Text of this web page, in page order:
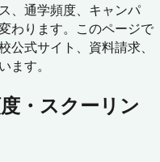
、通学頻度、キャンパ
わります。このページで
公式サイト、資料請求、
ます。
・スクーリン